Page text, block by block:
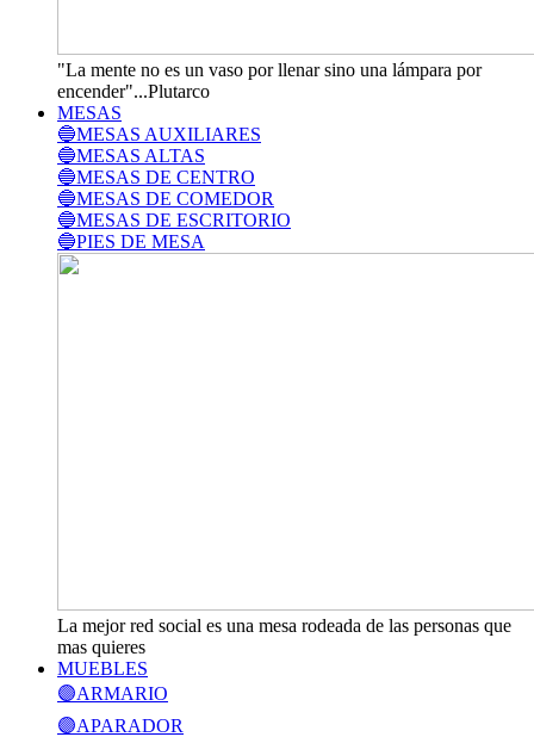
"La mente no es un vaso por llenar sino una lámpara por
encender"...Plutarco
MESAS
🔵MESAS AUXILIARES
🔵MESAS ALTAS
🔵MESAS DE CENTRO
🔵MESAS DE COMEDOR
🔵MESAS DE ESCRITORIO
🔵PIES DE MESA
La mejor red social es una mesa rodeada de las personas que
mas quieres
MUEBLES
🟣ARMARIO
🟣APARADOR